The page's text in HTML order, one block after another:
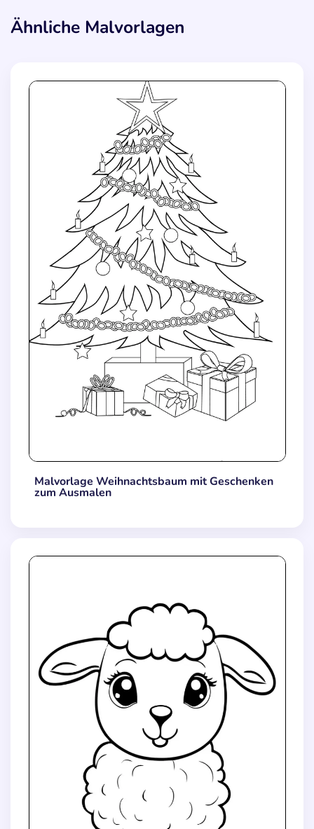
Ähnliche Malvorlagen
Malvorlage Weihnachtsbaum mit Geschenken
zum Ausmalen